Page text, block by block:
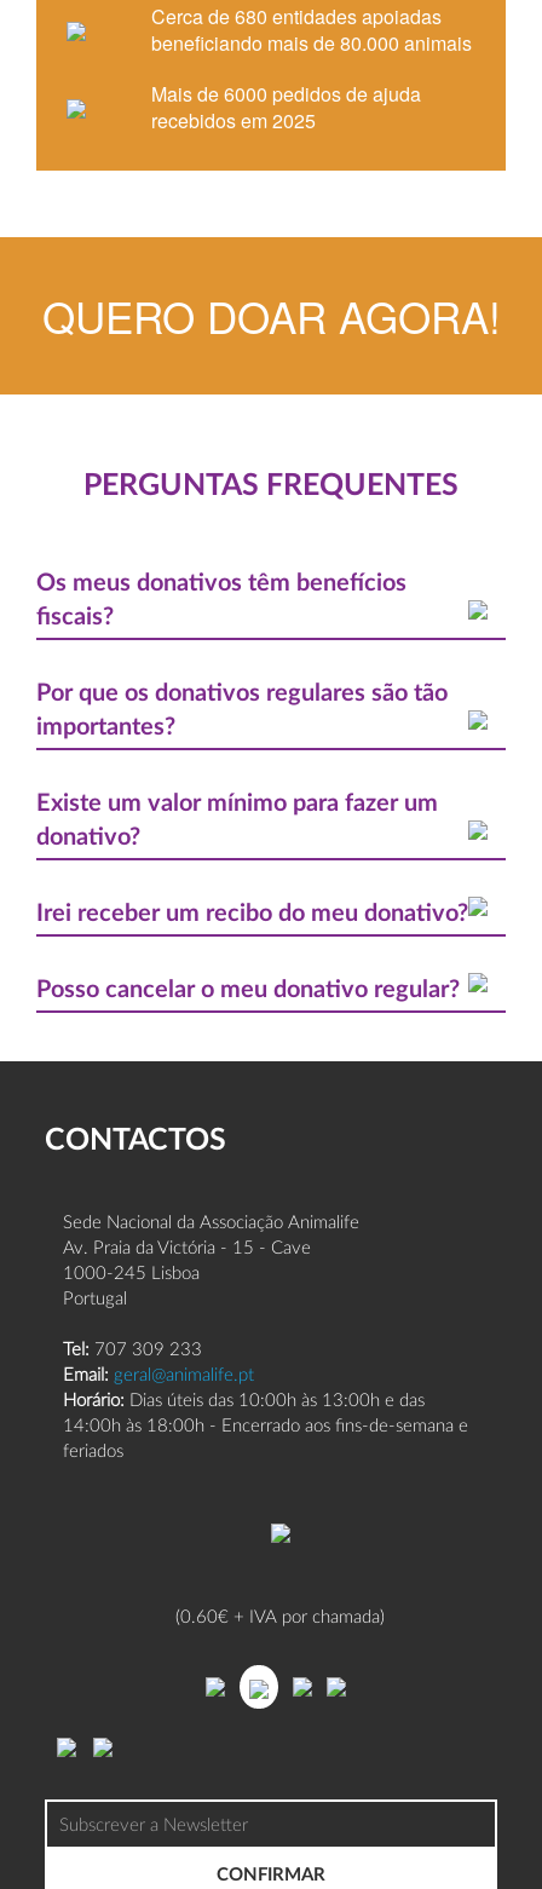
Cerca de 680 entidades apoiadas
beneficiando mais de 80.000 animais
Mais de 6000 pedidos de ajuda
recebidos em 2025
QUERO DOAR AGORA!
PERGUNTAS FREQUENTES
Os meus donativos têm benefícios
fiscais?
Por que os donativos regulares são tão
importantes?
Existe um valor mínimo para fazer um
donativo?
Irei receber um recibo do meu donativo?
Posso cancelar o meu donativo regular?
CONTACTOS
Sede Nacional da Associação Animalife
Av. Praia da Victória - 15 - Cave
1000-245 Lisboa
Portugal
Tel: 707 309 233
Email: geral@animalife.pt
Horário: Dias úteis das 10:00h às 13:00h e das
14:00h às 18:00h - Encerrado aos fins-de-semana e
feriados
(0.60€ + IVA por chamada)
CONFIRMAR